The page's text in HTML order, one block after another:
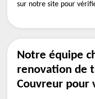
sur notre site pour
Notre équipe
renovation de
Couvreur pour